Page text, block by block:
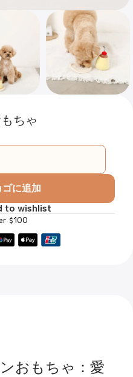
ちゃ
に追加
to wishlist
$100
おもちゃ：愛